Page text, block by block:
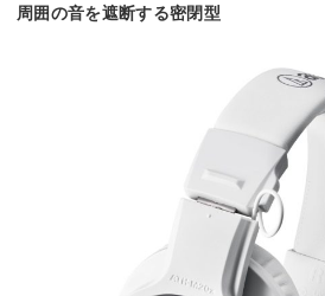
周囲の音を遮断する密閉型